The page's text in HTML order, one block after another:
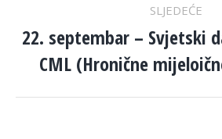
SLJEDEĆE
Next
post:
22. septembar – Svjetski
CML (Hronične